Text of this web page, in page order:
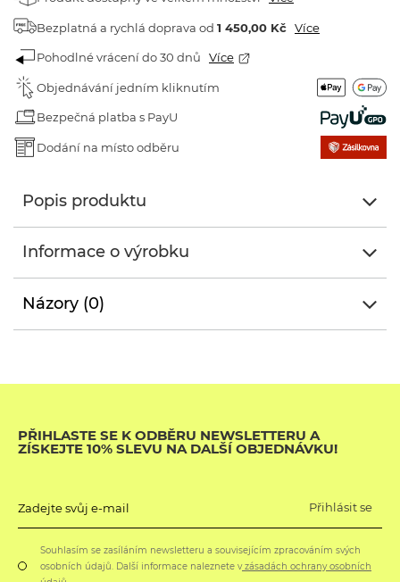
Bezplatná a rychlá doprava od 1 450,00 Kč Více
Pohodlné vrácení do 30 dnů Více
Objednávání jedním kliknutím
Bezpečná platba s PayU
Dodání na místo odběru
Popis produktu
Informace o výrobku
Názory (0)
PŘIHLASTE SE K ODBĚRU NEWSLETTERU A
ZÍSKEJTE 10% SLEVU NA DALŠÍ OBJEDNÁVKU!
Zadejte svůj e-mail Přihlásit se
Souhlasím se zasíláním newsletteru a souvisejícím zpracováním svých
osobních údajů. Další informace naleznete vzásadách ochrany osobních